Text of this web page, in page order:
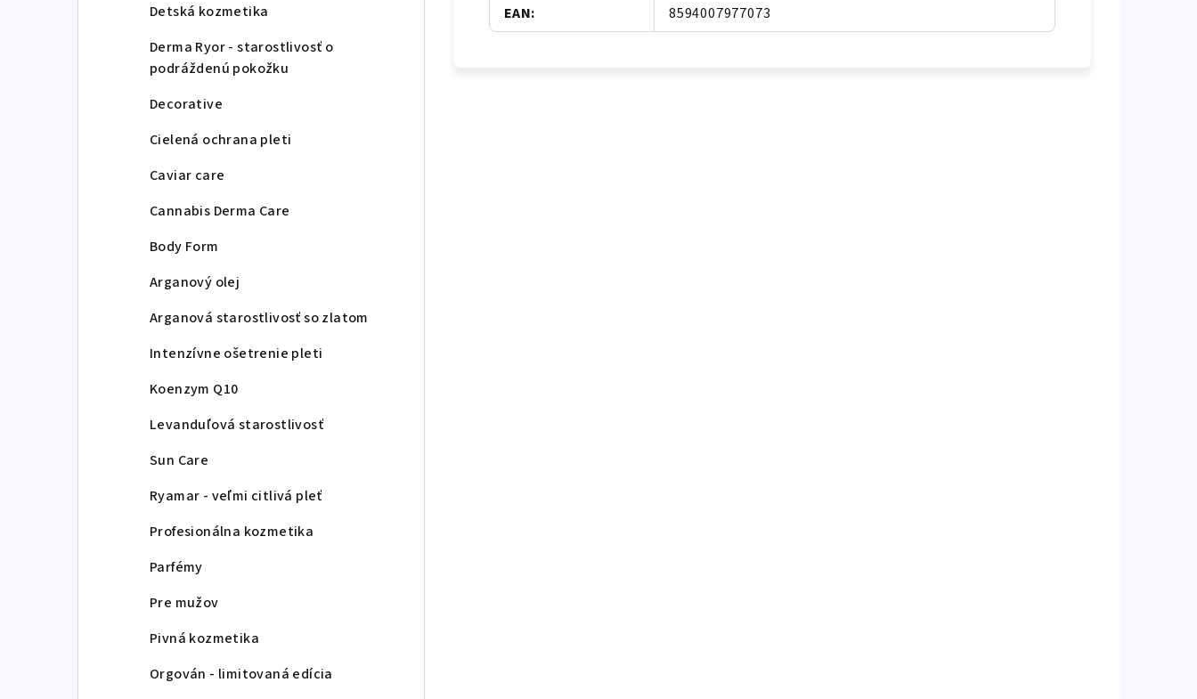
Detská kozmetika
Derma Ryor - starostlivosť o
podráždenú pokožku
Decorative
Cielená ochrana pleti
Caviar care
Cannabis Derma Care
Body Form
Arganový olej
Arganová starostlivosť so zlatom
Intenzívne ošetrenie pleti
Koenzym Q10
Levanduľová starostlivosť
Sun Care
Ryamar - veľmi citlivá pleť
Profesionálna kozmetika
Parfémy
Pre mužov
Pivná kozmetika
Orgován - limitovaná edícia
EAN: 8594007977073